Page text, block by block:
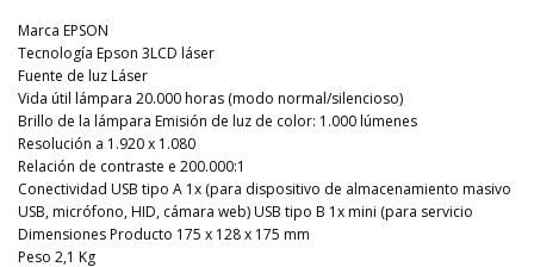
Marca EPSON
Tecnología Epson 3LCD láser
Fuente de luz Láser
Vida útil lámpara 20.000 horas (modo normal/silencioso)
Brillo de la lámpara Emisión de luz de color: 1.000 lúmenes
Resolución a 1.920 x 1.080
Relación de contraste e 200.000:1
Conectividad USB tipo A 1x (para dispositivo de almacenamiento masivo
USB, micrófono, HID, cámara web) USB tipo B 1x mini (para servicio
Dimensiones Producto 175 x 128 x 175 mm
Peso 2,1 Kg